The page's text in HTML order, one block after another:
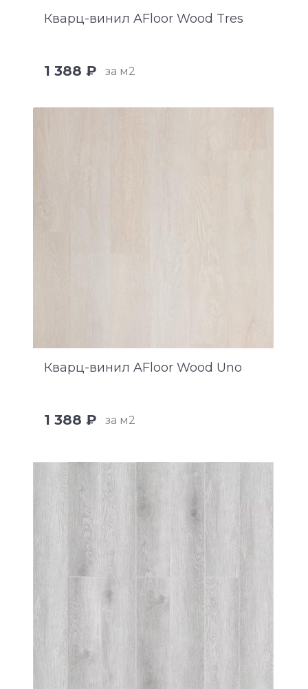
Кварц-винил AFloor Wood Tres
1 388 ₽ за м2
Кварц-винил AFloor Wood Uno
1 388 ₽ за м2